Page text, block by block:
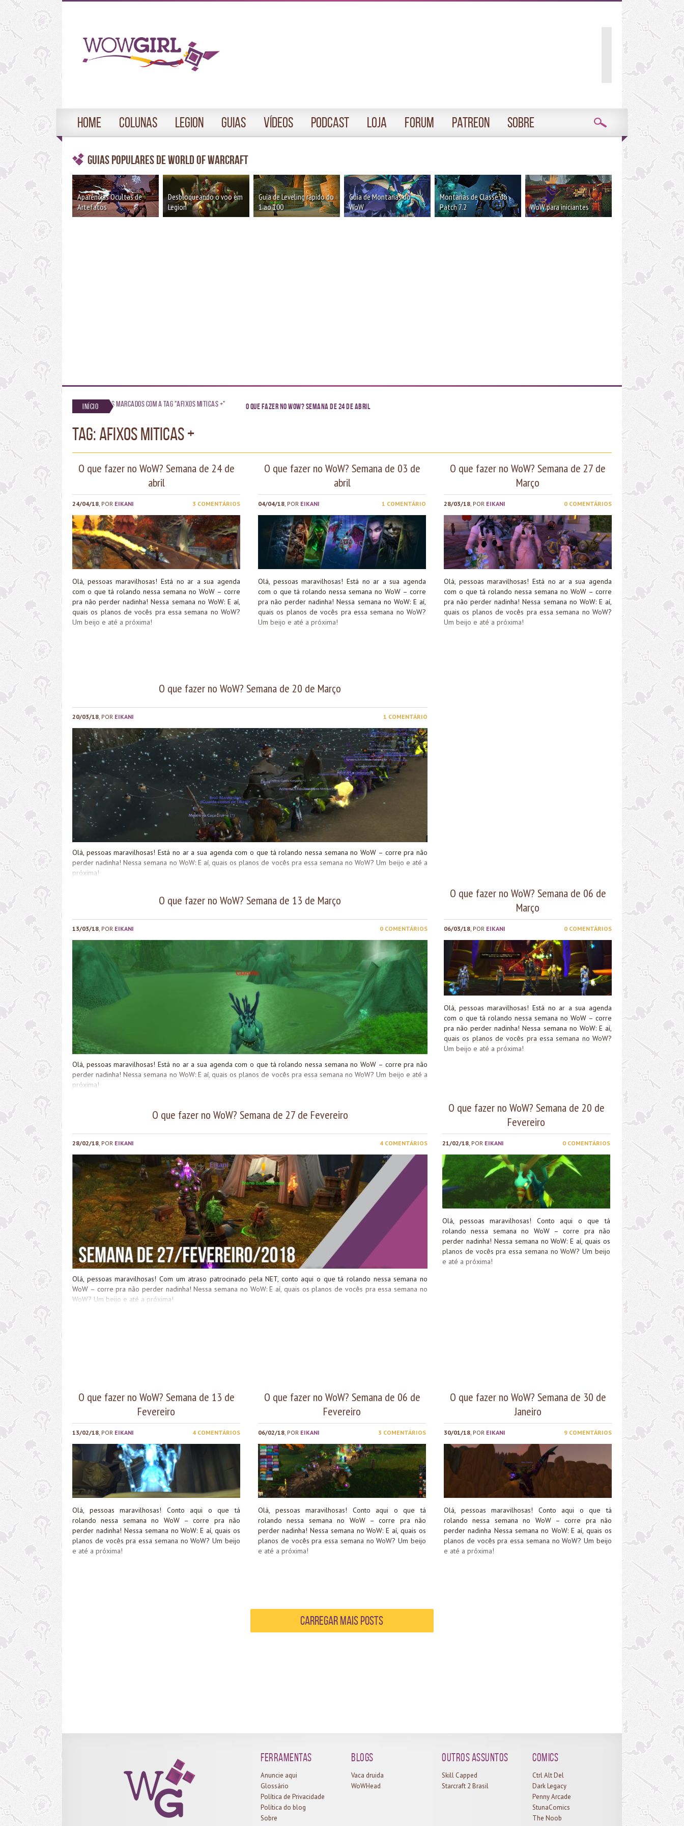
Home Colunas Legion Guias Vídeos Podcast Loja Forum Patreon Sobre
Guias Populares de World of Warcraft
Aparências Ocultas de
Artefatos
Desbloqueando o voo em
Legion
Guia de Leveling rápido do
1 ao 100
Guia de Montarias do
WoW
Montarias de Classe do
Patch 7.2
WoW para iniciantes
Início Posts marcados com a tag "afixos miticas +" O que fazer no WoW? Semana de 24 de abril
TAG: afixos miticas +
O que fazer no WoW? Semana de 24 de
abril
24/04/18, POR EIKANI 3 COMENTÁRIOS
Olá, pessoas maravilhosas! Está no ar a sua agenda
com o que tá rolando nessa semana no WoW – corre
pra não perder nadinha! Nessa semana no WoW: E aí,
quais os planos de vocês pra essa semana no WoW?
Um beijo e até a próxima!
O que fazer no WoW? Semana de 03 de
abril
04/04/18, POR EIKANI 1 COMENTÁRIO
Olá, pessoas maravilhosas! Está no ar a sua agenda
com o que tá rolando nessa semana no WoW – corre
pra não perder nadinha! Nessa semana no WoW: E aí,
quais os planos de vocês pra essa semana no WoW?
Um beijo e até a próxima!
O que fazer no WoW? Semana de 27 de
Março
28/03/18, POR EIKANI 0 COMENTÁRIOS
Olá, pessoas maravilhosas! Está no ar a sua agenda
com o que tá rolando nessa semana no WoW – corre
pra não perder nadinha! Nessa semana no WoW: E aí,
quais os planos de vocês pra essa semana no WoW?
Um beijo e até a próxima!
O que fazer no WoW? Semana de 20 de Março
20/03/18 , POR EIKANI 1 COMENTÁRIO
Olá, pessoas maravilhosas! Está no ar a sua agenda com o que tá rolando nessa semana no WoW – corre pra não
perder nadinha! Nessa semana no WoW: E aí, quais os planos de vocês pra essa semana no WoW? Um beijo e até a
próxima!
O que fazer no WoW? Semana de 13 de Março
13/03/18 , POR EIKANI 0 COMENTÁRIOS
Olá, pessoas maravilhosas! Está no ar a sua agenda com o que tá rolando nessa semana no WoW – corre pra não
perder nadinha! Nessa semana no WoW: E aí, quais os planos de vocês pra essa semana no WoW? Um beijo e até a
próxima!
O que fazer no WoW? Semana de 06 de
Março
06/03/18 , POR EIKANI 0 COMENTÁRIOS
Olá, pessoas maravilhosas! Está no ar a sua agenda
com o que tá rolando nessa semana no WoW – corre
pra não perder nadinha! Nessa semana no WoW: E aí,
quais os planos de vocês pra essa semana no WoW?
Um beijo e até a próxima!
O que fazer no WoW? Semana de 27 de Fevereiro
28/02/18, POR EIKANI 4 COMENTÁRIOS
Olá, pessoas maravilhosas! Com um atraso patrocinado pela NET, conto aqui o que tá rolando nessa semana no
WoW – corre pra não perder nadinha! Nessa semana no WoW: E aí, quais os planos de vocês pra essa semana no
WoW? Um beijo e até a próxima!
O que fazer no WoW? Semana de 20 de
Fevereiro
21/02/18, POR EIKANI 0 COMENTÁRIOS
Olá, pessoas maravilhosas! Conto aqui o que tá
rolando nessa semana no WoW – corre pra não
perder nadinha! Nessa semana no WoW: E aí, quais os
planos de vocês pra essa semana no WoW? Um beijo
e até a próxima!
O que fazer no WoW? Semana de 13 de
Fevereiro
13/02/18, POR EIKANI 4 COMENTÁRIOS
Olá, pessoas maravilhosas! Conto aqui o que tá
rolando nessa semana no WoW – corre pra não
perder nadinha! Nessa semana no WoW: E aí, quais os
planos de vocês pra essa semana no WoW? Um beijo
e até a próxima!
O que fazer no WoW? Semana de 06 de
Fevereiro
06/02/18, POR EIKANI 3 COMENTÁRIOS
Olá, pessoas maravilhosas! Conto aqui o que tá
rolando nessa semana no WoW – corre pra não
perder nadinha! Nessa semana no WoW: E aí, quais os
planos de vocês pra essa semana no WoW? Um beijo
e até a próxima!
O que fazer no WoW? Semana de 30 de
Janeiro
30/01/18, POR EIKANI 9 COMENTÁRIOS
Olá, pessoas maravilhosas! Conto aqui o que tá
rolando nessa semana no WoW – corre pra não
perder nadinha Nessa semana no WoW: E aí, quais os
planos de vocês pra essa semana no WoW? Um beijo
e até a próxima!
Carregar mais Posts
Ferramentas
Anuncie aqui
Glossário
Política de Privacidade
Política do blog
Sobre
Blogs
Vaca druida
WoWHead
Outros assuntos
Skill Capped
Starcraft 2 Brasil
Comics
Ctrl Alt Del
Dark Legacy
Penny Arcade
StunaComics
The Noob